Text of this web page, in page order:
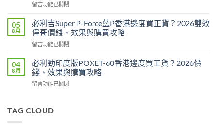
邊
好？
2026
果、
錢、
持
久
對
藥
港
邊
度
買
安
全？
網
略：
在
威
壯
印
度
Levitra
邊
度
買
2026
留言功能已關閉
05
8 月
必利吉Super P-Force藍P香港邊度買正貨？2026雙效
偉哥價錢、效果與購買攻略
在
利
吉
Super
P-
P
留言功能已關閉
04
8 月
必利勁印度版POXET-60香港邊度買正貨？2026價
錢、效果與購買攻略
在
勁
留言功能已關閉
TAG CLOUD